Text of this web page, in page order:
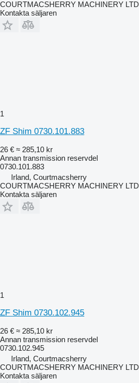
COURTMACSHERRY MACHINERY LTD
Kontakta säljaren
1
ZF Shim 0730.101.883
26 € ≈ 285,10 kr
Annan transmission reservdel
0730.101.883
Irland, Courtmacsherry
COURTMACSHERRY MACHINERY LTD
Kontakta säljaren
1
ZF Shim 0730.102.945
26 € ≈ 285,10 kr
Annan transmission reservdel
0730.102.945
Irland, Courtmacsherry
COURTMACSHERRY MACHINERY LTD
Kontakta säljaren